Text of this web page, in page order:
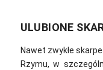
ULUBIONE
Nawet zwykłe
Rzymu, w